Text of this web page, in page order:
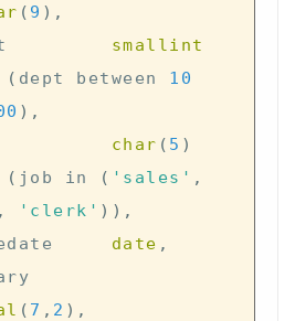
( 9 ) ,
dept
smallint
( dept between
10
) ,
job
char ( 5 )
( job in ( 'sales' ,
, 'clerk' ) ) ,
date ,
( 7 , 2 ) ,